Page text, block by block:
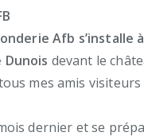
Afb s’installe
Dunois devant le
mes amis visiteurs
dernier et se